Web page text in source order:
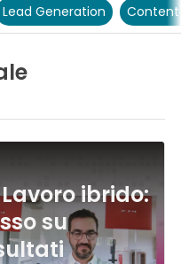
Lead Generation
ibrido:
su